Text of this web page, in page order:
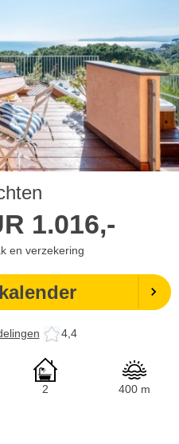
1.016,-
en verzekering
4,4
2 400 m